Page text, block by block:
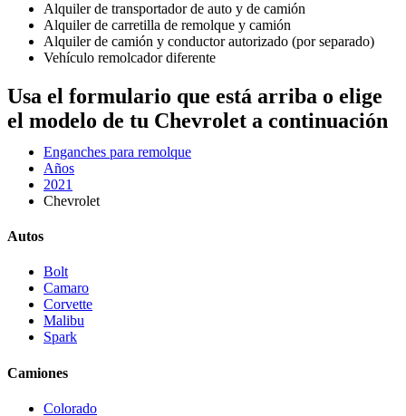
Alquiler de transportador de auto y de camión
Alquiler de carretilla de remolque y camión
Alquiler de camión y conductor autorizado (por separado)
Vehículo remolcador diferente
Usa el formulario que está arriba o elige
el modelo de tu Chevrolet a continuación
Enganches para remolque
Años
2021
Chevrolet
Autos
Bolt
Camaro
Corvette
Malibu
Spark
Camiones
Colorado